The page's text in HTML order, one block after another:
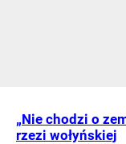
„Nie chodzi o
rzezi wołyńskiej